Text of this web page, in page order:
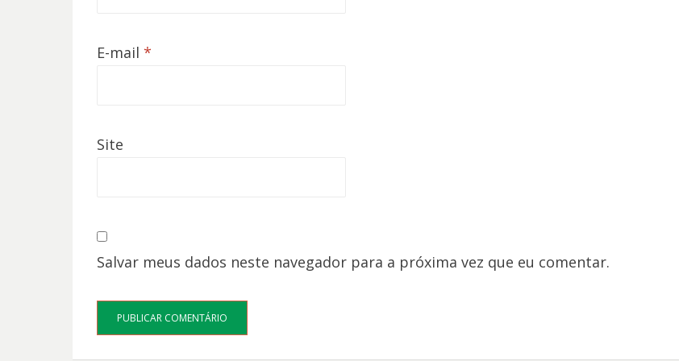
E-mail *
Site
Salvar meus dados neste navegador para a próxima vez que eu comentar.